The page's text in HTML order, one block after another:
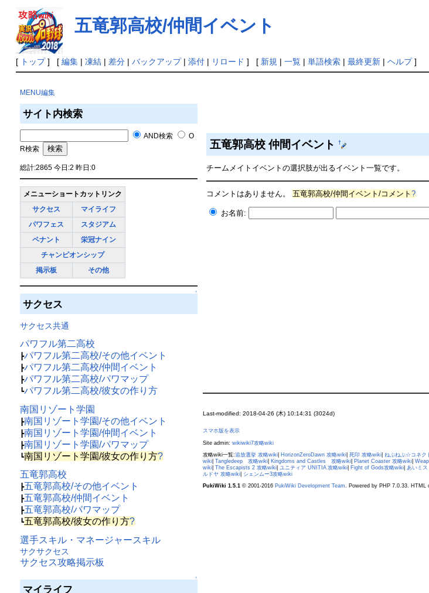
五竜郭高校/仲間イベント
[ トップ] [ 編集| 凍結| 差分| バックアップ| 添付| リロード ] [ 新規 | 一覧| 単語検索| 最終更新| ヘルプ]
MENU編集
サイト内検索
AND検索
O
R検索
総計:2865 今日:2 昨日:0
メニューショートカットリンク
サクセス
マイライフ
パワフェス
スタジアム
ペナント
栄冠ナイン
チャンピオンシップ
掲示板
その他
↑
サクセス
サクセス共通
パワフル第二高校
┣パワフル第二高校/その他イベント
┣パワフル第二高校/仲間イベント
┣パワフル第二高校/パワマップ
┗パワフル第二高校/彼女の作り方
南国リゾート学園
┣南国リゾート学園/その他イベント
┣南国リゾート学園/仲間イベント
┣南国リゾート学園/パワマップ
┗南国リゾート学園/彼女の作り方?
五竜郭高校
┣五竜郭高校/その他イベント
┣五竜郭高校/仲間イベント
┣五竜郭高校/パワマップ
┗五竜郭高校/彼女の作り方?
選手スキル・マネージャースキル
サクサクセス
サクセス攻略掲示板
↑
マイライフ
五竜郭高校 仲間イベント†
チームメイトイベントの選択肢が出るイベント一覧です。
コメントはありません。五竜郭高校/仲間イベント/コメント?
お名前:
Last-modified: 2018-04-26 (木) 10:14:31 (3024d)
スマホ版を表示
Site admin: wikiwiki7攻略wiki
攻略wiki一覧:追放選挙 攻略wiki| HorizonZeroDawn 攻略wiki| 死印 攻略wiki| ねぷねぷ☆コネク
wiki| Tangledeep 攻略wiki| Kingdoms and Castles 攻略wiki| Planet Coaster 攻略wiki|
wiki| The Escapists 2 攻略wiki| ユニティア UNITIA 攻略wiki| Fight of Gods攻略wiki| あいミ
ルドヤ 攻略wiki| シェンムー3攻略wiki
PukiWiki 1.5.1 © 2001-2016 PukiWiki Development Team . Powered by PHP 7.0.33. HTML